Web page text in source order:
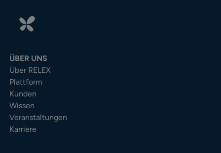
ÜBER UNS
Über RELEX
Plattform
Kunden
Wissen
Veranstaltungen
Karriere